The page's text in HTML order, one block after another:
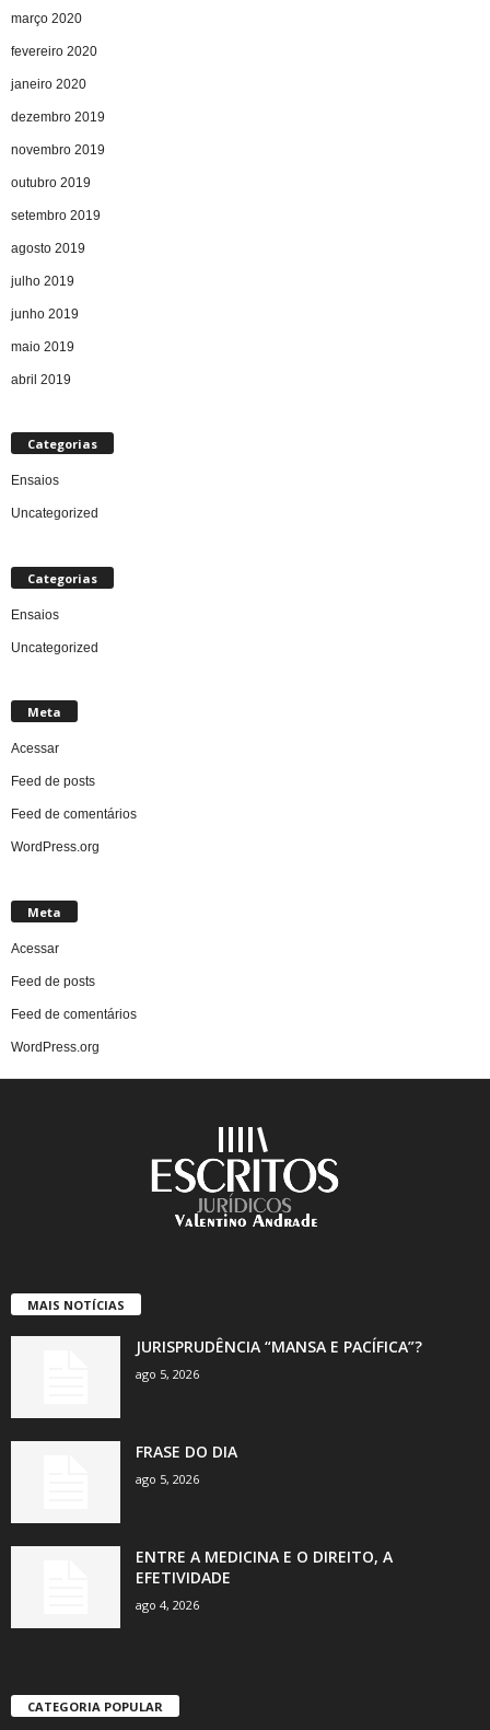
março 2020
fevereiro 2020
janeiro 2020
dezembro 2019
novembro 2019
outubro 2019
setembro 2019
agosto 2019
julho 2019
junho 2019
maio 2019
abril 2019
Categorias
Ensaios
Uncategorized
Categorias
Ensaios
Uncategorized
Meta
Acessar
Feed de posts
Feed de comentários
WordPress.org
Meta
Acessar
Feed de posts
Feed de comentários
WordPress.org
MAIS NOTÍCIAS
JURISPRUDÊNCIA “MANSA E PACÍFICA”?
ago 5, 2026
FRASE DO DIA
ago 5, 2026
ENTRE A MEDICINA E O DIREITO, A
EFETIVIDADE
ago 4, 2026
CATEGORIA POPULAR